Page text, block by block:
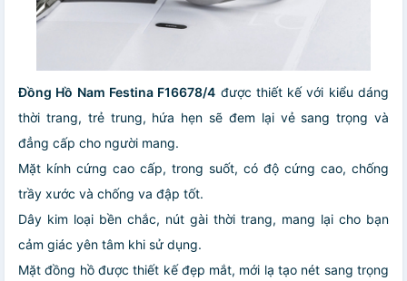
Đồng Hồ Nam Festina F16678/4 được thiết kế với kiểu dáng
thời trang, trẻ trung, hứa hẹn sẽ đem lại vẻ sang trọng và
đẳng cấp cho người mang.
Mặt kính cứng cao cấp, trong suốt, có độ cứng cao, chống
trầy xước và chống va đập tốt.
Dây kim loại bền chắc, nút gài thời trang, mang lại cho bạn
cảm giác yên tâm khi sử dụng.
Mặt đồng hồ được thiết kế đẹp mắt, mới lạ tạo nét sang trọng